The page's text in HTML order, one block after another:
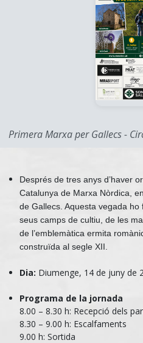
Primera Marxa per Gallecs -
Després de tres anys d’haver
Catalunya de Marxa Nòrdica,
de Gallecs. Aquesta vegada
seus camps de cultiu, de les
de l’emblemàtica ermita
construïda al segle XII.
Dia: Diumenge, 14 de juny de
Programa de la jornada
8.00 – 8.30 h: Recepció dels
8.30 – 9.00 h: Escalfaments
9.00 h: Sortida